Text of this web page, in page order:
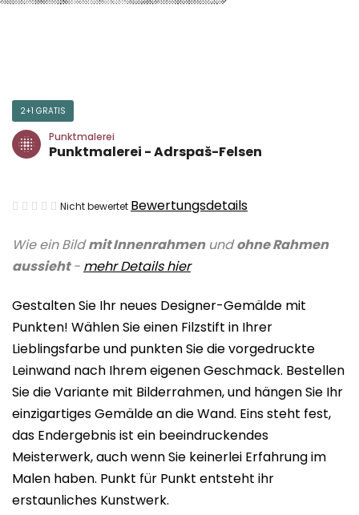
Wie ein Bildmit Innenrahmenundohne Rahmen
aussieht- mehr Detailshier
Gestalten Sie Ihr neues Designer-Gemälde mit
Punkten! Wählen Sie einen Filzstift in Ihrer
Lieblingsfarbe und punkten Sie die vorgedruckte
Leinwand nach Ihrem eigenen Geschmack. Bestellen
Sie die Variante mit Bilderrahmen, und hängen Sie Ihr
einzigartiges Gemälde an die Wand. Eins steht fest,
das Endergebnis ist ein beeindruckendes
Meisterwerk, auch wenn Sie keinerlei Erfahrung im
Malen haben. Punkt für Punkt entsteht ihr
erstaunliches Kunstwerk.
2+1 GRATIS
Punktmalerei
Punktmalerei - Adrspaš-Felsen
Die
Produktbewertung
ist
von
5
Sternen.
Nicht bewertet Bewertungsdetails